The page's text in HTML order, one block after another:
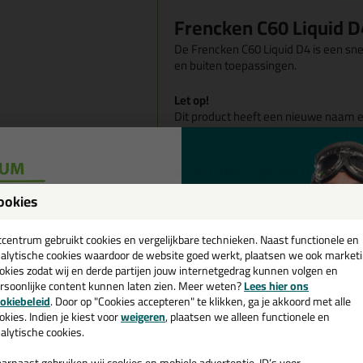
Frencken C60 Liquid
De Frencken C60 Liquid D4 is een
en buiten toepassingen.
Let op!
Dit product heeft een nieuwe naam
eerder bekend als deFrencken
Wanneer gebruik je
De C60 Liquid is geschikt voor
gevelbetimmering, botenbouw
uit PU hardschuim met triplex of
kunststoffen. Ook voor reparaties
Voor raam- en deurkozijnen
Geschikte
De C60 Liquid van Frencken is
ondergronden zoals: Hout, rubber,
gebruikt cookies en vergelijkbare technieken. Naast functionele en
cookies waardoor de website goed werkt, plaatsen we ook
zodat wij en derde partijen jouw internetgedrag kunnen volgen en
content kunnen laten zien. Meer weten?Lees hier ons
. Door op "Cookies accepteren" te klikken, ga je akkoord met alle
Indien je kiest voorweigeren, plaatsen we alleen functionele en
cookies.
💚
en ontvang een
€35,-bij je eerste bestelling!